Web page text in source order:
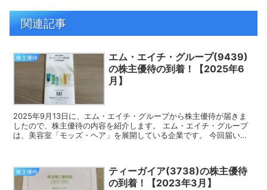
関連記事
株主優待
エム・エイチ・グループ(9439)
の株主優待の到着！【2025年6
月】
2025年9月13日に、エム・エイチ・グループから株主優待が届きま
したので、株主優待の内容を紹介します。 エム・エイチ・グループ
は、美容室「モッズ・ヘア」を展開している企業です。 今回届いた
株主優待
ティーガイア(3738)の株主優待
の到着！【2023年3月】